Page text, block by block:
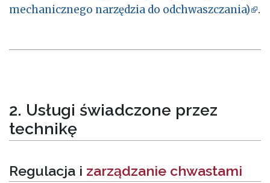
mechanicznego narzędzia do odchwaszczania)
.
2. Usługi świadczone przez
technikę
Regulacja i zarządzanie chwastami